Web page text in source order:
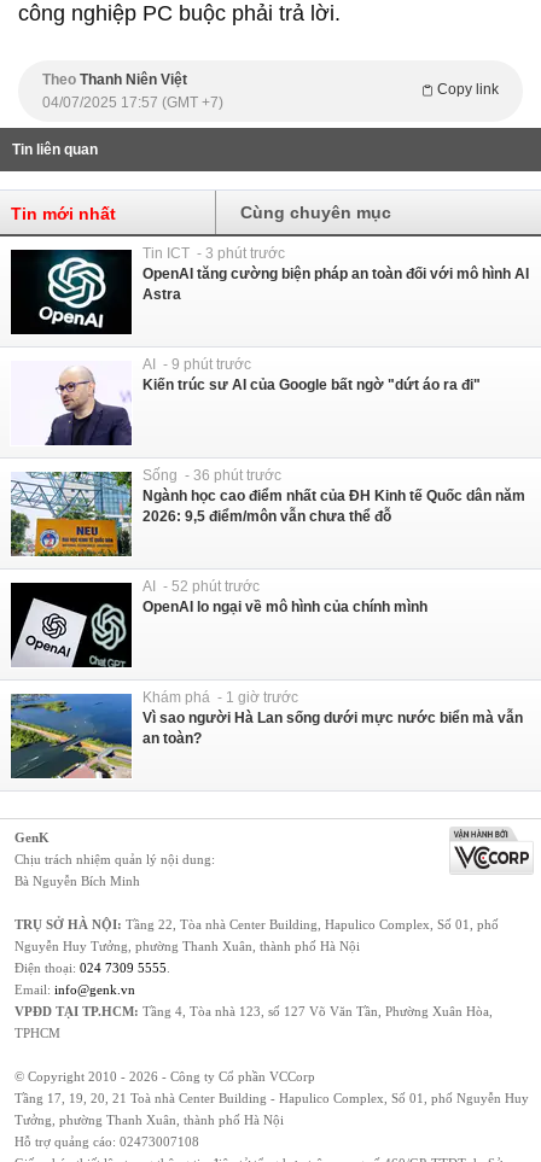
công nghiệp PC buộc phải trả lời.
Theo Thanh Niên Việt
Copy link
04/07/2025 17:57 (GMT +7)
Tin liên quan
Tin mới nhất Cùng chuyên mục
Tin ICT - 3 phút trước
OpenAI tăng cường biện pháp an toàn đối với mô hình AI
Astra
AI - 9 phút trước
Kiến trúc sư AI của Google bất ngờ "dứt áo ra đi"
Sống - 36 phút trước
Ngành học cao điểm nhất của ĐH Kinh tế Quốc dân năm
2026: 9,5 điểm/môn vẫn chưa thể đỗ
AI - 52 phút trước
OpenAI lo ngại về mô hình của chính mình
Khám phá - 1 giờ trước
Vì sao người Hà Lan sống dưới mực nước biển mà vẫn
an toàn?
GenK
Chịu trách nhiệm quản lý nội dung:
Bà Nguyễn Bích Minh
TRỤ SỞ HÀ NỘI: Tầng 22, Tòa nhà Center Building, Hapulico Complex, Số 01, phố
Nguyễn Huy Tưởng, phường Thanh Xuân, thành phố Hà Nội
Điện thoại: 024 7309 5555
Email: info@genk.vn
VPĐD TẠI TP.HCM: Tầng 4, Tòa nhà 123, số 127 Võ Văn Tần, Phường Xuân Hòa,
TPHCM
© Copyright 2010 - 2026 - Công ty Cổ phần VCCorp
Tầng 17, 19, 20, 21 Toà nhà Center Building - Hapulico Complex, Số 01, phố Nguyễn Huy
Tưởng, phường Thanh Xuân, thành phố Hà Nội
Hỗ trợ quảng cáo: 02473007108